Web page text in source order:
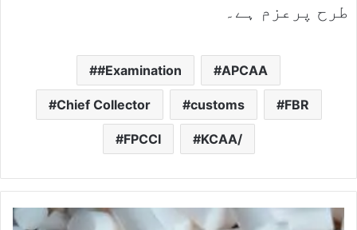
طرح پرعزم ہے۔
#Examination APCAA
Chief Collector customs FBR
FPCCI KCAA/